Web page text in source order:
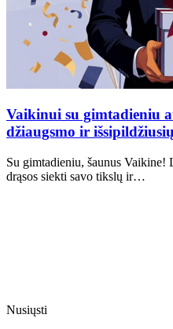
Vaikinui su gimtadieniu
džiaugsmo ir
Su gimtadieniu, šaunus Vaikine!
drąsos siekti savo tikslų ir…
Nusiųsti